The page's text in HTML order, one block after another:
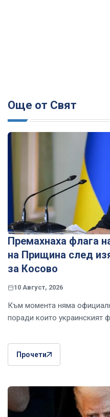
Още от Свят
Премахнаха флага
на Прищина след
за Косово
10 Август, 2026
Към момента няма
поради които украинският
Прочети